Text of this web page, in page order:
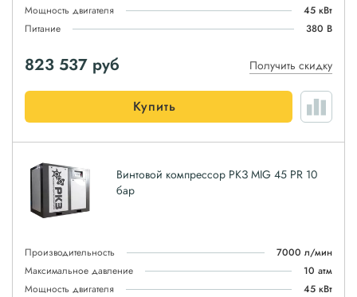
Мощность двигателя
45 кВт
Питание
380 В
823 537 руб Получить скидку
Купить
Винтовой компрессор РКЗ MIG 45 PR 10
бар
Производительность
7000 л/мин
Максимальное давление
10 атм
Мощность двигателя
45 кВт